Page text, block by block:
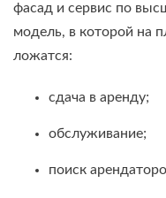
фасад и сервис по
модель, в которой на
ложатся:
сдача в аренду;
обслуживание;
поиск